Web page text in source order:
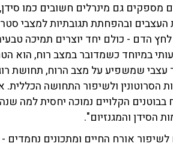
מספקים גם מינרלים חשובים כמו סידן,
העצבים ובהפחתת תגובתיות למצבי
לחץ הדם - כולם יחד יוצרים תמיכה
במיוחד כשמדובר במצב רוח, הוא
עצבי שמשפיע על מצב הרוח, תחושת
הסרוטונין ולשיפור התחושה הכללית.
הקלויים נמוכה יחסית למה
לשיפור אורח החיים ומתכונים נחמדים